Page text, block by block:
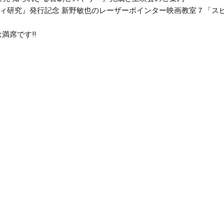
研究』発行記念 新野敏也のレーザーポインター映画教室７「ス
席です‼